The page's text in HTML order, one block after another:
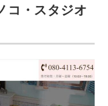
コ・スタジオ